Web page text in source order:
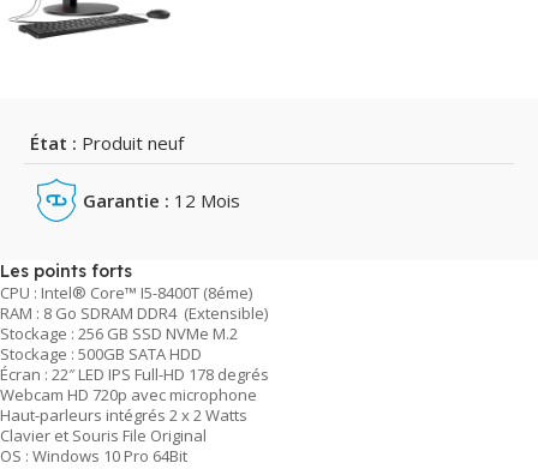
État : Produit neuf
Garantie : 12 Mois
Les points forts
CPU : Intel® Core™ I5-8400T (8éme)
RAM : 8 Go SDRAM DDR4 (Extensible)
Stockage : 256 GB SSD NVMe M.2
Stockage : 500GB SATA HDD
Écran : 22″ LED IPS Full-HD 178 degrés
Webcam HD 720p avec microphone
Haut-parleurs intégrés 2 x 2 Watts
Clavier et Souris File Original
OS : Windows 10 Pro 64Bit